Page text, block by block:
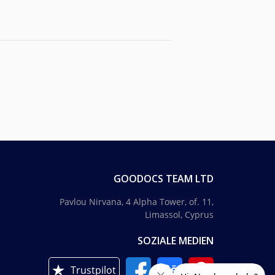
GOODOCS TEAM LTD
Pavlou Nirvana, 4 Alpha Tower, of. 11,
Limassol, Cyprus
SOZIALE MEDIEN
Trustpilot